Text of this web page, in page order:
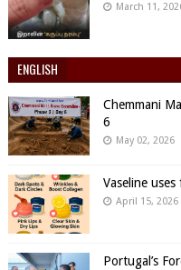
March 11,
ENGLISH
Chemmani
6
May 02, 2026
Vaseline
April 15, 2026
Portugal’s